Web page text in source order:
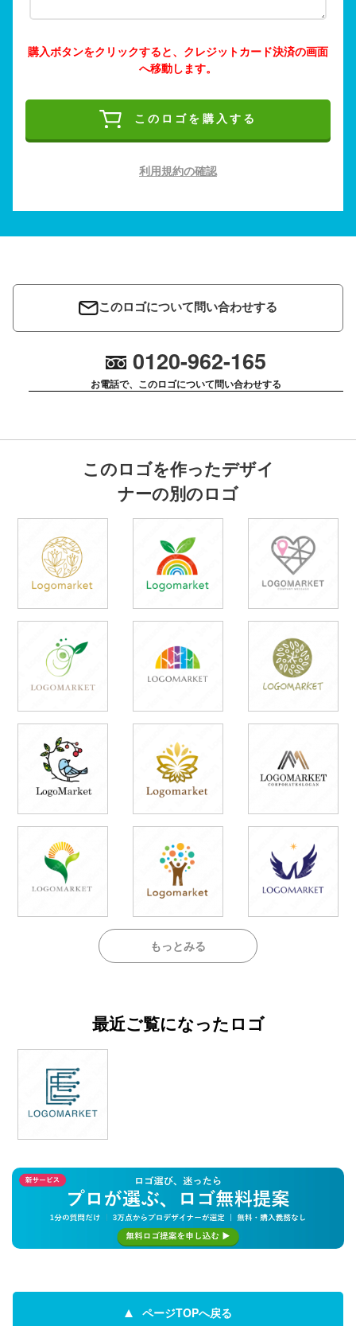
購入ボタンをクリックすると、クレジットカード決済の画面
へ移動します。
このロゴを購入する
利用規約の確認
このロゴについて問い合わせする
0120-962-165
お電話で、このロゴについて問い合わせする
このロゴを作ったデザイ
ナーの別のロゴ
もっとみる
最近ご覧になったロゴ
ページTOPへ戻る